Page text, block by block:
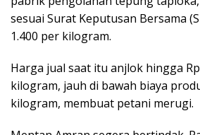
sesuai Surat Keputusan Bersama
1.400 per kilogram.
Harga jual saat itu anjlok hingga
kilogram, jauh di bawah biaya
kilogram, membuat petani merugi.